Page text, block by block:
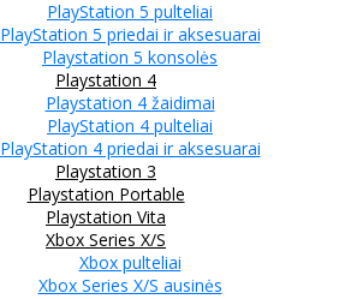
PlayStation 5 pulteliai
PlayStation 5 priedai ir aksesuarai
Playstation 5 konsolės
Playstation 4
Playstation 4 žaidimai
PlayStation 4 pulteliai
PlayStation 4 priedai ir aksesuarai
Playstation 3
Playstation Portable
Playstation Vita
Xbox Series X/S
Xbox pulteliai
Xbox Series X/S ausinės